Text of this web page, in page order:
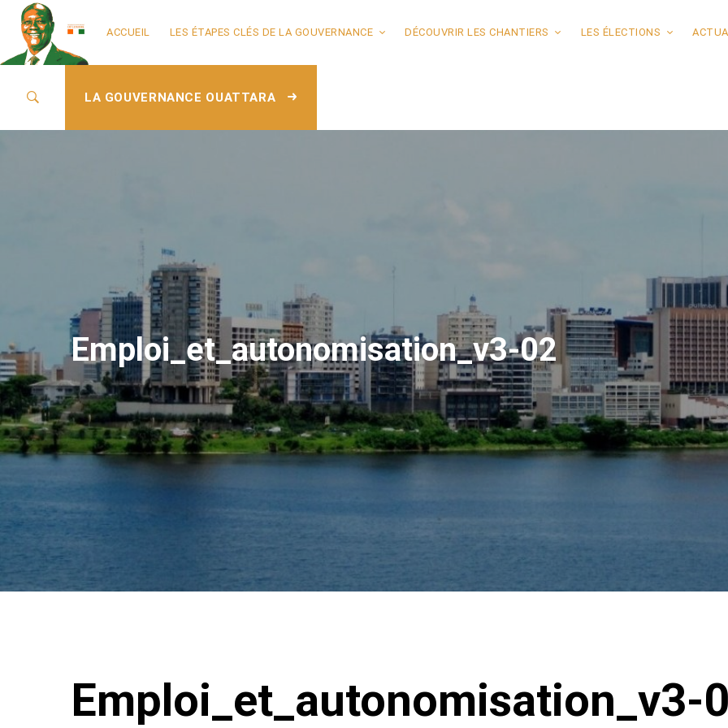
ACCUEIL LES ÉTAPES CLÉS DE LA GOUVERNANCE DÉCOUVRIR LES CHANTIERS LES ÉLECTIONS
LA GOUVERNANCE OUATTARA
Emploi_et_autonomisation_v3-02
Emploi_et_autonomisation_v3-